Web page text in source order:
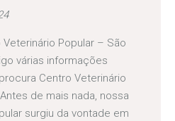
Popular – São
várias informações
Centro Veterinário
de mais nada, nossa
surgiu da vontade em